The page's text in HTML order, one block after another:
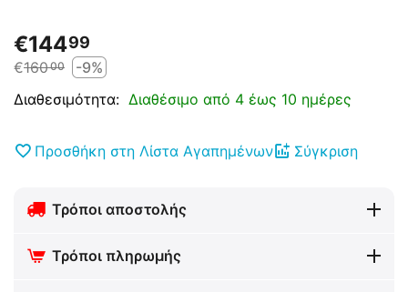
€14499
€16000
-9%
Διαθεσιμότητα: Διαθέσιμο από 4 έως 10 ημέρες
Προσθήκη στη Λίστα Αγαπημένων Σύγκριση
Τρόποι αποστολής
Τρόποι πληρωμής